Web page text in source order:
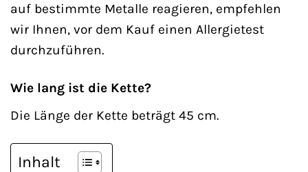
auf bestimmte Metalle reagieren, empfehlen
wir Ihnen, vor dem Kauf einen Allergietest
durchzuführen.
Wie lang ist die Kette?
Die Länge der Kette beträgt 45 cm.
Inhalt